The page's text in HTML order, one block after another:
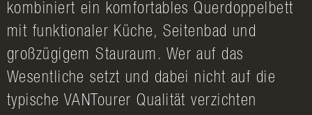
kombiniert ein komfortables Querdoppelbett
mit funktionaler Küche, Seitenbad und
großzügigem Stauraum. Wer auf das
Wesentliche setzt und dabei nicht auf die
typische VANTourer Qualität verzichten